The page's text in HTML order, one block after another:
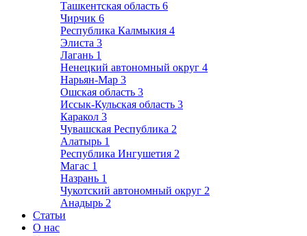
Ташкентская область 6
Чирчик 6
Республика Калмыкия 4
Элиста 3
Лагань 1
Ненецкий автономный округ 4
Нарьян-Мар 3
Ошская область 3
Иссык-Кульская область 3
Каракол 3
Чувашская Республика 2
Алатырь 1
Республика Ингушетия 2
Магас 1
Назрань 1
Чукотский автономный округ 2
Анадырь 2
Статьи
О нас